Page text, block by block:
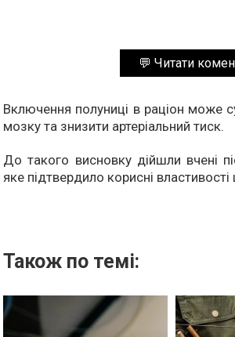
💬 Читати
Включення полуниці в раціон може
мозку та знизити артеріальний тиск.
До такого висновку дійшли вчені
яке підтвердило корисні властивості
Також по темі: